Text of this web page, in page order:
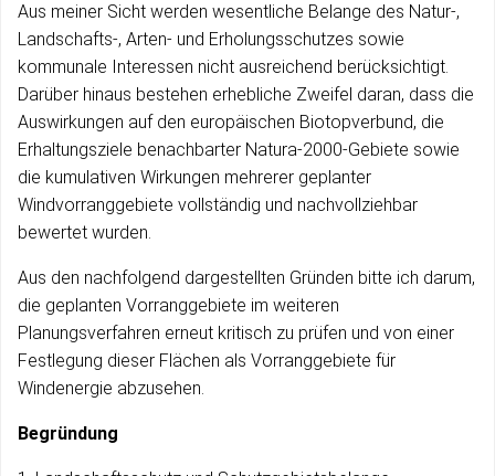
Aus meiner Sicht werden wesentliche Belange des Natur-,
Landschafts-, Arten- und Erholungsschutzes sowie
kommunale Interessen nicht ausreichend berücksichtigt.
Darüber hinaus bestehen erhebliche Zweifel daran, dass die
Auswirkungen auf den europäischen Biotopverbund, die
Erhaltungsziele benachbarter Natura-2000-Gebiete sowie
die kumulativen Wirkungen mehrerer geplanter
Windvorranggebiete vollständig und nachvollziehbar
bewertet wurden.
Aus den nachfolgend dargestellten Gründen bitte ich darum,
die geplanten Vorranggebiete im weiteren
Planungsverfahren erneut kritisch zu prüfen und von einer
Festlegung dieser Flächen als Vorranggebiete für
Windenergie abzusehen.
Begründung